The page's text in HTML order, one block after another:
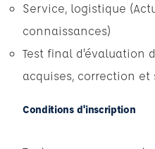
Service, logistique
connaissances)
Test final d’évaluation
acquises, correction
Conditions d'inscription